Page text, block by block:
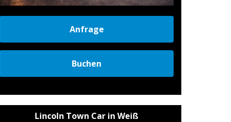
Anfrage
Buchen
Lincoln Town Car in Weiß